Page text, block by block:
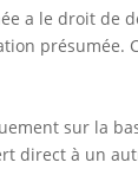
a le droit
présumée.
sur la
direct à un